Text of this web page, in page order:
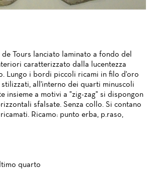
Tours lanciato laminato a fondo del
caratterizzato dalla lucentezza
Lungo i bordi piccoli ricami in filo d'oro
all'interno dei quarti minuscoli
insieme a motivi a "zig-zag" si dispongon
sfalsate. Senza collo. Si contano
Ricamo: punto erba, p.raso,
quarto